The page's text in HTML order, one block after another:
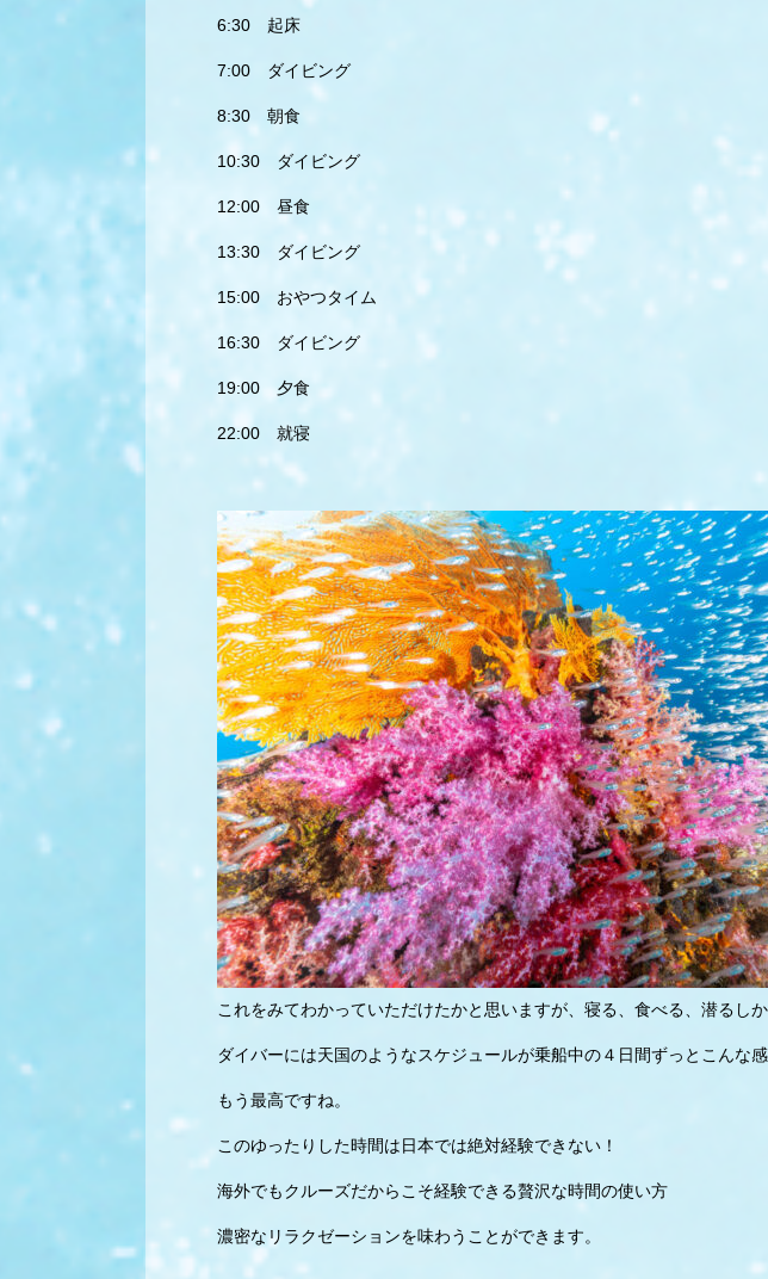
6:30 起床
7:00 ダイビング
8:30 朝食
10:30 ダイビング
12:00 昼食
13:30 ダイビング
15:00 おやつタイム
16:30 ダイビング
19:00 夕食
22:00 就寝
これをみてわかっていただけたかと思いますが、寝る、食べる、潜るしか
ダイバーには天国のようなスケジュールが乗船中の４日間ずっとこんな感
もう最高ですね。
このゆったりした時間は日本では絶対経験できない！
海外でもクルーズだからこそ経験できる贅沢な時間の使い方
濃密なリラクゼーションを味わうことができます。